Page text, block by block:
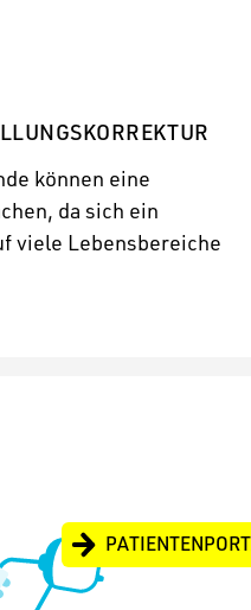
können eine
da sich ein
viele Lebensbereiche